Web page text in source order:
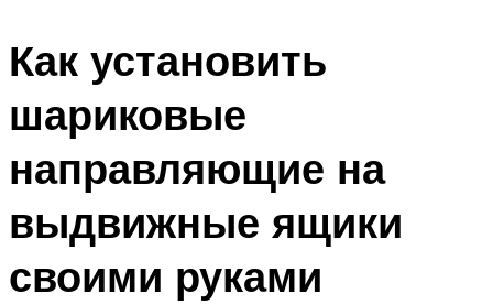
Как установить
шариковые
направляющие на
выдвижные ящики
своими руками